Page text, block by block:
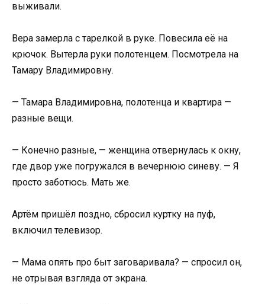
выживали.
Вера замерла с тарелкой в руке. Повесила её на
крючок. Вытерла руки полотенцем. Посмотрела на
Тамару Владимировну.
— Тамара Владимировна, полотенца и квартира —
разные вещи.
— Конечно разные, — женщина отвернулась к окну,
где двор уже погружался в вечернюю синеву. — Я
просто заботюсь. Мать же.
Артём пришёл поздно, сбросил куртку на пуф,
включил телевизор.
— Мама опять про быт заговаривала? — спросил он,
не отрывая взгляда от экрана.